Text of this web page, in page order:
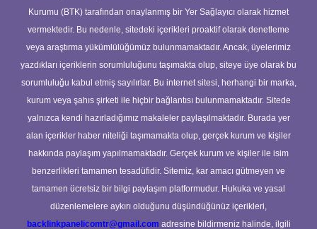
Kurumu (BTK) tarafından onaylanmış bir Yer Sağlayıcı olarak hizmet
vermektedir. Bu nedenle, sitedeki içerikleri proaktif olarak denetleme
veya araştırma yükümlülüğümüz bulunmamaktadır. Ancak, üyelerimiz
yazdıkları içeriklerin sorumluluğunu taşımakta olup, siteye üye olarak bu
sorumluluğu kabul etmiş sayılırlar. Bu internet sitesi, herhangi bir marka,
kurum veya şahıs şirketi ile hiçbir bağlantısı bulunmamaktadır. Sitede
yalnızca kendi hazırladığımız makaleler paylaşılmaktadır. Burada yer
alan içerikler haber niteliği taşımamakta olup, gerçek kurum ve kişiler
hakkında paylaşım yapılmamaktadır. Gerçek kurum ve kişiler ile isim
benzerlikleri tamamen tesadüfidir. Sitemiz, kar amacı gütmeyen ve
tamamen ücretsiz bir bilgi paylaşım platformudur. Hukuka ve yasal
düzenlemelere aykırı olduğunu düşündüğünüz içerikleri,
backlinkpanelicomtr@gmail.com adresine bildirmeniz halinde, ilgili